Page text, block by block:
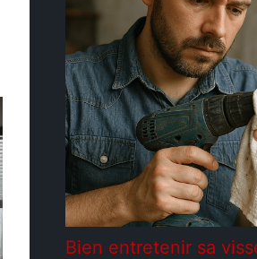
Bien entretenir sa